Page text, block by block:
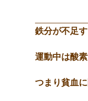
鉄分が不足
運動中は酸
つまり貧血